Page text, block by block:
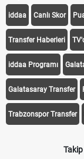
iddaa Canlı Skor
Transfer Haberleri
iddaa Programı
Galatasaray Transfer
Trabzonspor Transfer
Takip